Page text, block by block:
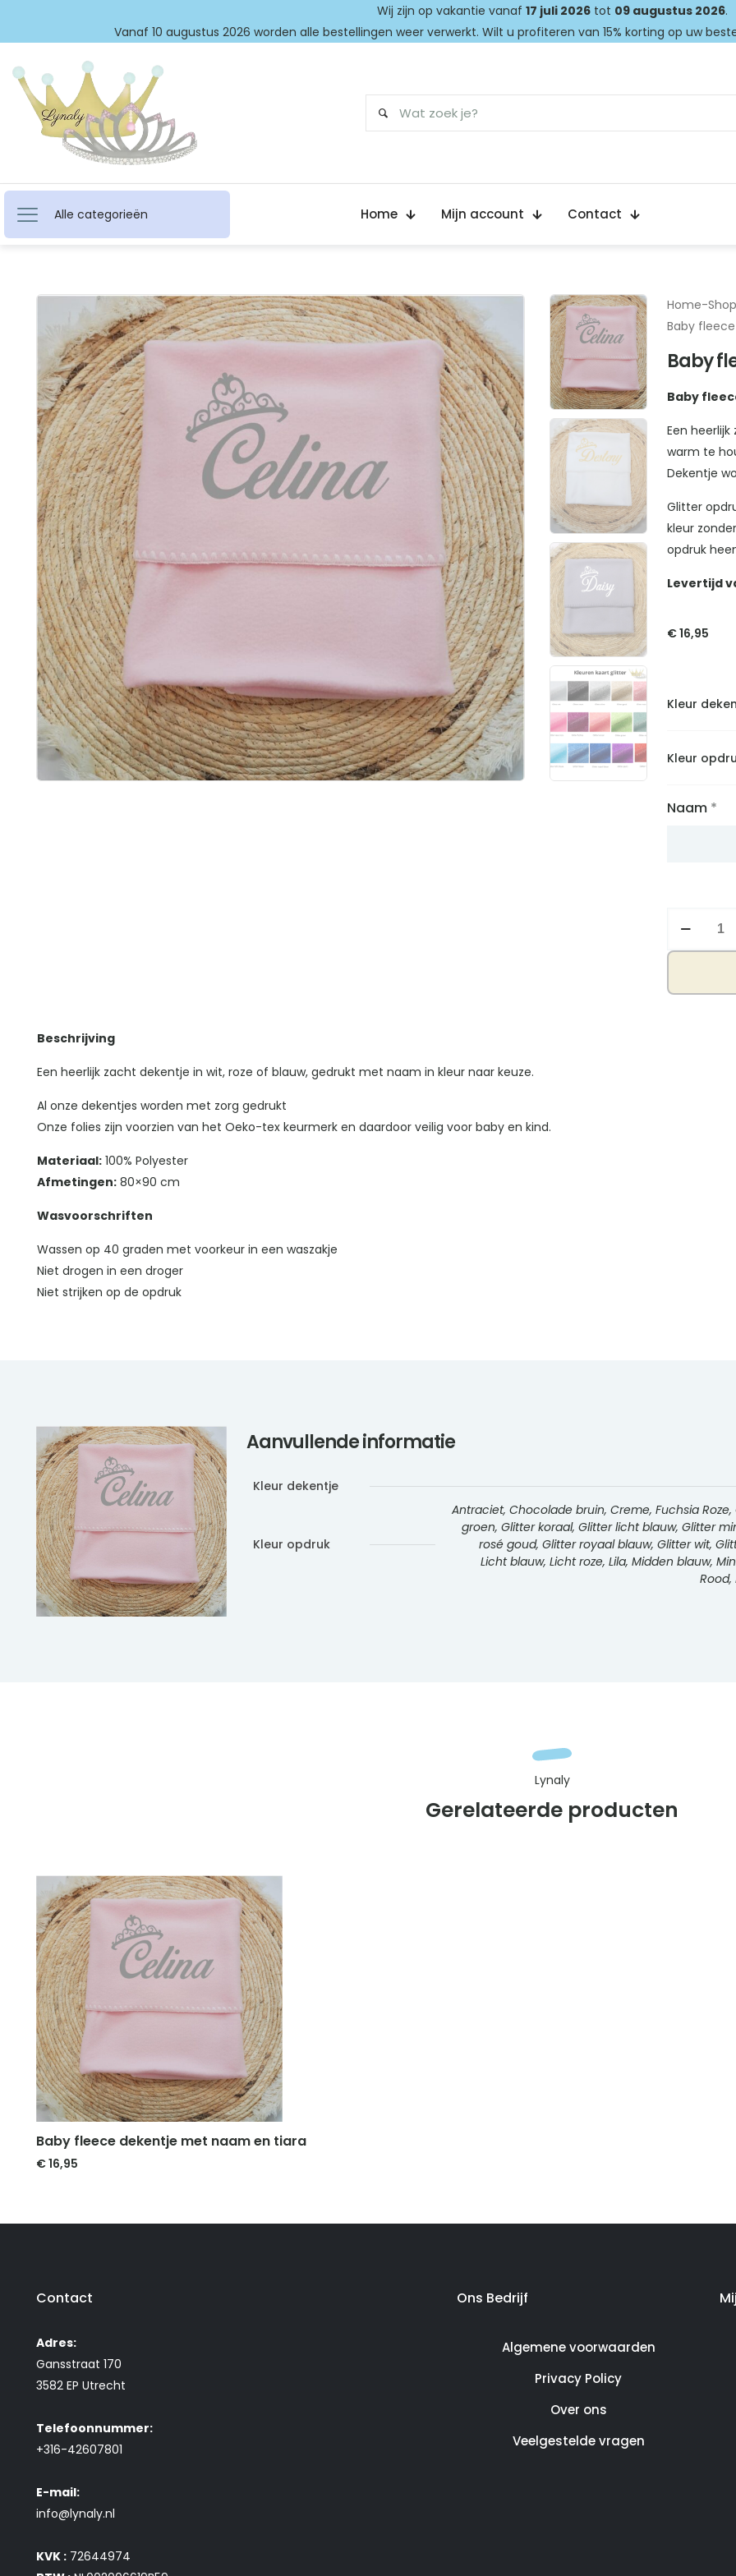
Wij zijn op vakantie vanaf 17 juli 2026tot 09 augustus 2026.
Vanaf 10 augustus 2026 worden alle bestellingen weer verwerkt. Wilt u profiteren van 15% korting op uw
Alle categorieën Home Mijn account Contact
Home-Shop
Baby
Baby
Baby
Een
warm te
Dekentje
Glitter
kleur
opdruk
Levertijd
€16,95
Kleur
Kleur
Naam *
dekentje
Beschrijving
Een heerlijk zacht dekentje in wit, roze of blauw, gedrukt met naam in kleur naar keuze.
Al onze dekentjes worden met zorg gedrukt
Onze folies zijn voorzien van het Oeko-tex keurmerk en daardoor veilig voor baby en kind.
Materiaal:100% Polyester
Afmetingen:80×90 cm
Wasvoorschriften
Wassen op 40 graden met voorkeur in een waszakje
Niet drogen in een droger
Niet strijken op de opdruk
Aanvullende informatie
Kleur dekentje
Kleur opdruk
Antraciet, Chocolade bruin, Creme, Fuchsia
groen, Glitter koraal, Glitter licht blauw, Glitter
rosé goud, Glitter royaal blauw, Glitter wit,
Licht blauw, Licht roze, Lila, Midden blauw,
Rood,
Gerelateerde producten
Lynaly
Baby fleece dekentje met naam en tiara
€16,95
Contact
Adres:
Gansstraat 170
3582 EP Utrecht
Telefoonnummer:
+316-42607801
E-mail:
info@lynaly.nl
KVK : 72644974
Ons Bedrijf
Algemene voorwaarden
Privacy Policy
Over ons
Veelgestelde vragen